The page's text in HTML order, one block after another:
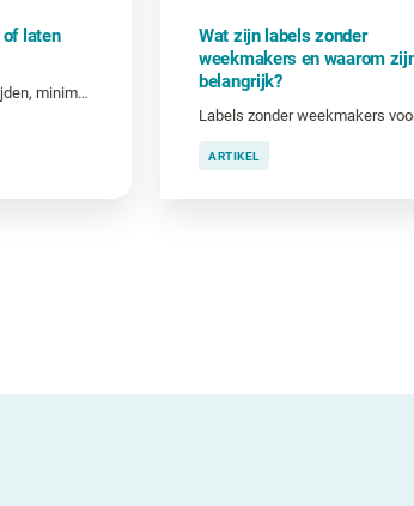
laten
Afhankelijk zijn van levertijden, minimumafnames en externe leveranciers? Of zelf printen wanneer je het nodig hebt? Welke keuze het beste werkt, hangt af van jouw situatie.
Wat zijn labels zonder
weekmakers en waarom
belangrijk?
ARTIKEL